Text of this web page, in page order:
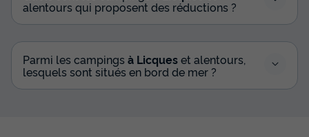
alentours qui proposent des réductions ?
Parmi les campings à Licqueset alentours,
lesquels sont situés en bord de mer ?